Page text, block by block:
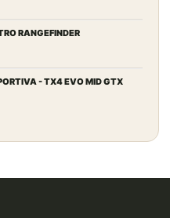
RANGEFINDER
- TX4 EVO MID GTX